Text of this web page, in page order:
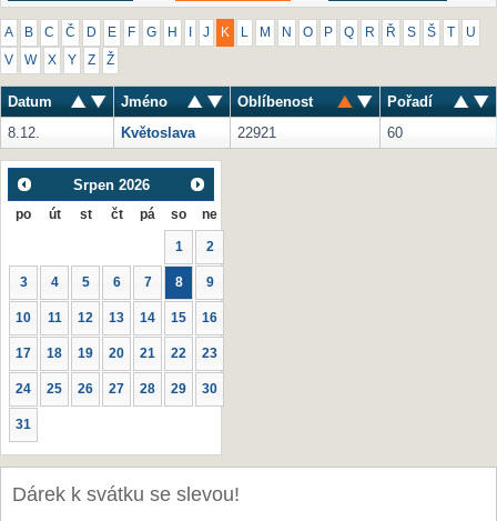
A B C Č D E F G H J K M N O P Q R Ř S Š U
V W X Y Z Ž
Datum Jméno Oblíbenost
Pořadí
8.12.
Květoslava 22921 60
Srpen 2026
po út st čt pá so ne
1 2
3 4 5 6 7 8 9
10 11 12 13 14 15 16
17 18 19 20 21 22 23
24 25 26 27 28 29 30
31
Dárek k svátku se slevou!